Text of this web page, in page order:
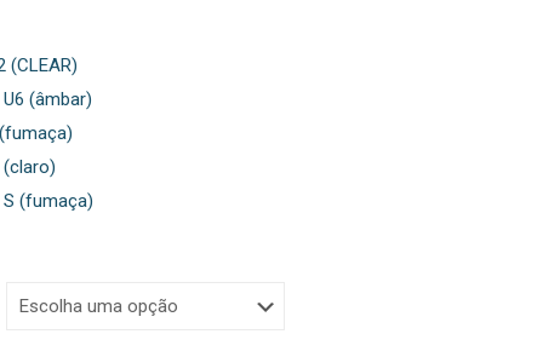
(CLEAR)
(âmbar)
(claro)
(fumaça)